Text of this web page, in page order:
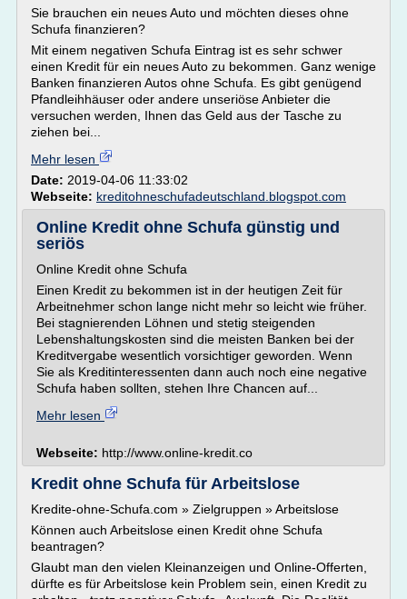
Sie brauchen ein neues Auto und möchten dieses ohne
Schufa finanzieren?
Mit einem negativen Schufa Eintrag ist es sehr schwer
einen Kredit für ein neues Auto zu bekommen. Ganz wenige
Banken finanzieren Autos ohne Schufa. Es gibt genügend
Pfandleihhäuser oder andere unseriöse Anbieter die
versuchen werden, Ihnen das Geld aus der Tasche zu
ziehen bei...
Mehr lesen
Date: 2019-04-06 11:33:02
Webseite: kreditohneschufadeutschland.blogspot.com
Online Kredit ohne Schufa günstig und
seriös
Online Kredit ohne Schufa
Einen Kredit zu bekommen ist in der heutigen Zeit für
Arbeitnehmer schon lange nicht mehr so leicht wie früher.
Bei stagnierenden Löhnen und stetig steigenden
Lebenshaltungskosten sind die meisten Banken bei der
Kreditvergabe wesentlich vorsichtiger geworden. Wenn
Sie als Kreditinteressenten dann auch noch eine negative
Schufa haben sollten, stehen Ihre Chancen auf...
Mehr lesen
Webseite: http://www.online-kredit.co
Kredit ohne Schufa für Arbeitslose
Kredite-ohne-Schufa.com » Zielgruppen » Arbeitslose
Können auch Arbeitslose einen Kredit ohne Schufa
beantragen?
Glaubt man den vielen Kleinanzeigen und Online-Offerten,
dürfte es für Arbeitslose kein Problem sein, einen Kredit zu